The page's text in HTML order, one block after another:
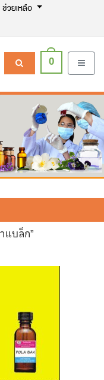
ช่วยเหลือ
0
แบล็ก”